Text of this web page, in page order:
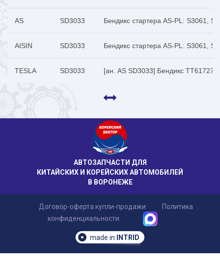
AS SD3033 Бендикс стартера AS-PL: S3061,
AISIN SD3033 Бендикс стартера AS-PL: S3061,
TESLA SD3033 [ан. AS SD3033] Бендикс TT61727
АВТОЗАПЧАСТИ ДЛЯ
КИТАЙСКИХ И КОРЕЙСКИХ АВТОМОБИЛЕЙ
В ВОРОНЕЖЕ
Договор-оферта купли-продажи
Политика
конфиденциальности
made in INTRID